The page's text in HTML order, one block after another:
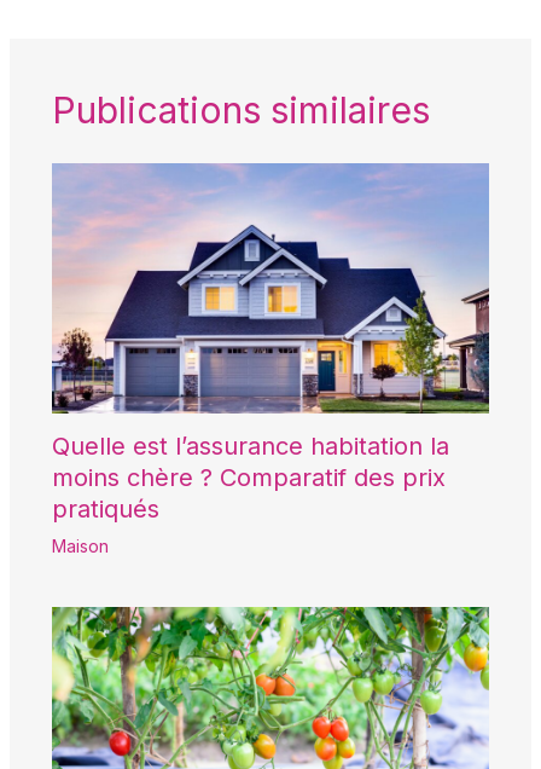
Publications similaires
Quelle est l’assurance habitation la
moins chère ? Comparatif des prix
pratiqués
Maison